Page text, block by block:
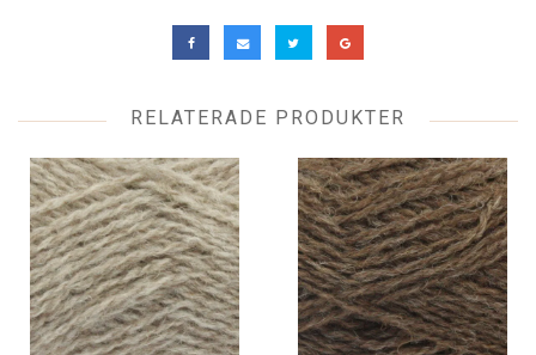
RELATERADE PRODUKTER